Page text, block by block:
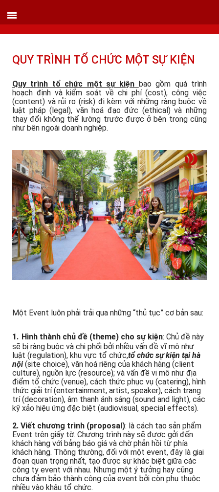
Email: info@vietlinktour.com / sales@vietlinktour.com
http://www.vietlinktour.com / http://vietlinkevent.com
QUY TRÌNH TỔ CHỨC MỘT SỰ KIỆN
Quy trình tổ chức một sự kiệnbao gồm quá trình
hoạch định và kiểm soát về chi phí (cost), công việc
(content) và rủi ro (risk) đi kèm với những ràng buộc về
luật pháp (legal), văn hoá đạo đức (ethical) và những
thay đổi không thể lường trước được ở bên trong cũng
1. Hình thành chủ đề (theme) cho sự kiện: Chủ đề này
sẽ bị ràng buộc và chi phối bởi nhiều vấn đề vĩ mô như
luật (regulation), khu vực tổ chức,tổ chức sự kiện tại hà
nội(site choice), văn hoá riêng của khách hàng (client
culture), nguồn lực (resource); và vấn đề vi mô như địa
điểm tổ chức (venue), cách thức phục vụ (catering), hình
thức giải trí (entertainment, artist, speaker), cách trang
trí (decoration), âm thanh ánh sáng (sound and light), các
2. Viết chương trình (proposal): là cách tạo sản phẩm
Event trên giấy tờ. Chương trình này sẽ được gởi đến
khách hàng với bảng báo giá và chờ phản hồi từ phía
khách hàng. Thông thường, đối với một event, đây là giai
đoạn quan trọng nhất, tạo được sự khác biệt giữa các
công ty event với nhau. Nhưng một ý tưởng hay cũng
chưa đảm bảo thành công của event bởi còn phụ thuộc